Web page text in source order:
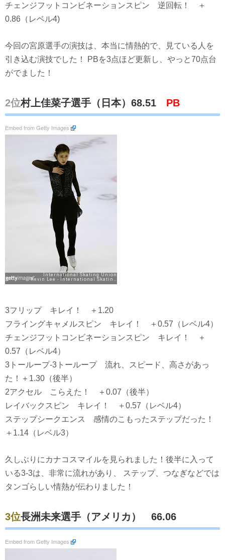
チェンジフットコンビネーションスピン 逆回転！ ＋
0.86（レベル4)
今回の宮原選手の演技は、本当に情熱的で、見ている人を
引き込む演技でした！ PBを3点ほど更新し、やっと70点台
がでました！
2位村上佳菜子選手（日本）68.51 PB
Embed from Getty Images
3フリップ キレイ！ ＋1.20
フライングキャメルスピン キレイ！ ＋0.57（レベル4）
チェンジフットコンビネーションスピン キレイ！ ＋
0.57（レベル4）
3トーループ-3トーループ 流れ、スピード、高さがあっ
た！＋1.30（後半）
2アクセル こらえた！ ＋0.07（後半）
レイバックスピン キレイ！ ＋0.57（レベル4）
ステップシークエンス 感情のこもったステップだった！
＋1.14（レベル3）
久しぶりにカナコスマイルを見られました！後半に入って
いる3-3は、非常に流れがあり、 ステップ、つなぎなどでは
タンゴらしい情熱が伝わりました！
3位長洲未来選手（アメリカ） 66.06
Embed from Getty Images